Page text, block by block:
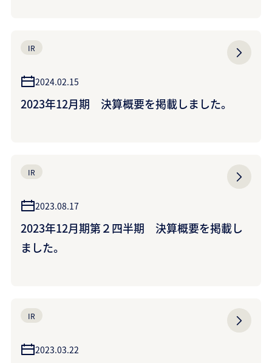
IR
2024.02.15
2023年12月期 決算概要を掲載しました。
IR
2023.08.17
2023年12月期第２四半期 決算概要を掲載し
ました。
IR
2023.03.22